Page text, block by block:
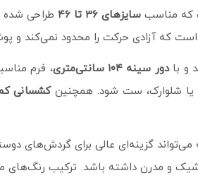
که مناسب سایزهای ۳۶ تا ۴۶
طراحی شده
است که آزادی حرکت را محدود
و بادور سینه ۱۰۴ سانتی‌متری
، فرم
یا شلوارک، ست شود. همچنینکشسانی
گزینه‌ای عالی برای گردش‌های
مدرن داشته باشد. ترکیب رنگ‌های